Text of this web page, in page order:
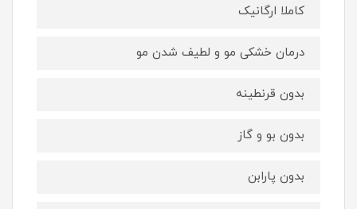
کاملا ارگانیک
درمان خشکی مو و لطیف شدن مو
بدون قرنطینه
بدون بو و گاز
بدون پارابن